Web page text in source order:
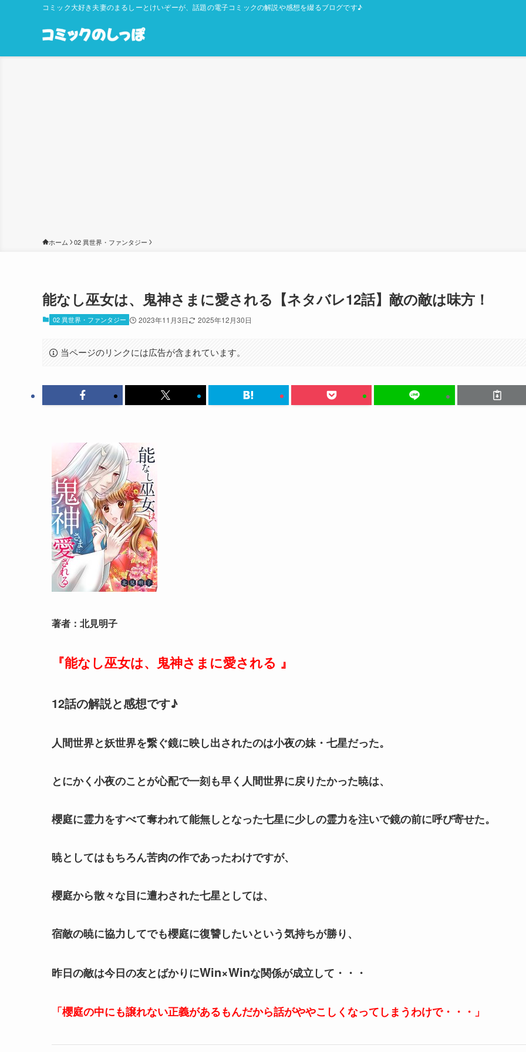
コミック大好き夫妻のまるしーとけいぞーが、話題の電子コミックの解説や感想を綴るブログです♪
ホーム 02 異世界・ファンタジー
能なし巫女は、鬼神さまに愛される【ネタバレ12話】敵の敵は味方！
02 異世界・ファンタジー 2023年11月3日 2025年12月30日
当ページのリンクには広告が含まれています。
著者：北見明子
『能なし巫女は、鬼神さまに愛される 』
12話の解説と感想です♪
人間世界と妖世界を繋ぐ鏡に映し出されたのは小夜の妹・七星だった。
とにかく小夜のことが心配で一刻も早く人間世界に戻りたかった暁は、
櫻庭に霊力をすべて奪われて能無しとなった七星に少しの霊力を注いで鏡の前に呼び寄せた。
暁としてはもちろん苦肉の作であったわけですが、
櫻庭から散々な目に遭わされた七星としては、
宿敵の暁に協力してでも櫻庭に復讐したいという気持ちが勝り、
昨日の敵は今日の友とばかりにWin×Winな関係が成立して・・・
「櫻庭の中にも譲れない正義があるもんだから話がややこしくなってしまうわけで・・・」